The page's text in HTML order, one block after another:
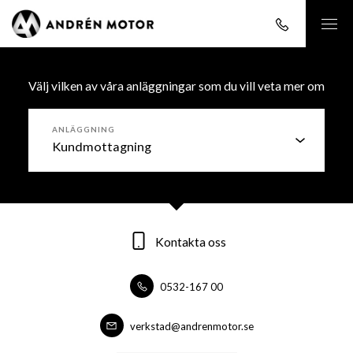
Välj vilken av våra anläggningar som du vill veta mer om
ANLÄGGNING
Kontakta oss
0532-167 00
verkstad@andrenmotor.se
Kontakta oss
0532-16700
verkstad@andrenmotor.se
Kontakta oss
0532-16700
forsaljning@andrenmotor.se